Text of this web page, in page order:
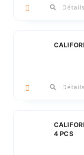
Détails
Détails
4 PCS